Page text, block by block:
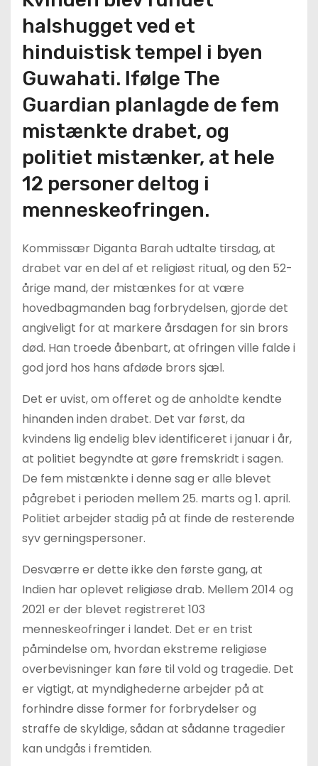
halshugget ved et
hinduistisk tempel i byen
Guwahati. Ifølge The
Guardian planlagde de fem
mistænkte drabet, og
politiet mistænker, at hele
12 personer deltog i
menneskeofringen.
Kommissær Diganta Barah udtalte tirsdag, at
drabet var en del af et religiøst ritual, og den 52-
årige mand, der mistænkes for at være
hovedbagmanden bag forbrydelsen, gjorde det
angiveligt for at markere årsdagen for sin brors
død. Han troede åbenbart, at ofringen ville falde i
god jord hos hans afdøde brors sjæl.
Det er uvist, om offeret og de anholdte kendte
hinanden inden drabet. Det var først, da
kvindens lig endelig blev identificeret i januar i år,
at politiet begyndte at gøre fremskridt i sagen.
De fem mistænkte i denne sag er alle blevet
pågrebet i perioden mellem 25. marts og 1. april.
Politiet arbejder stadig på at finde de resterende
syv gerningspersoner.
Desværre er dette ikke den første gang, at
Indien har oplevet religiøse drab. Mellem 2014 og
2021 er der blevet registreret 103
menneskeofringer i landet. Det er en trist
påmindelse om, hvordan ekstreme religiøse
overbevisninger kan føre til vold og tragedie. Det
er vigtigt, at myndighederne arbejder på at
forhindre disse former for forbrydelser og
straffe de skyldige, sådan at sådanne tragedier
kan undgås i fremtiden.